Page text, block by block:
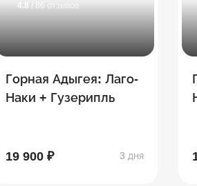
4.8 / 86 отзывов
Горная Адыгея: Лаго-
Наки + Гузерипль
19 900 ₽ 3 дня